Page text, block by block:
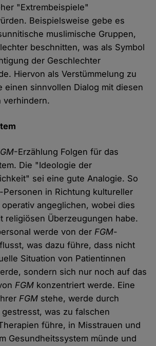
"Extrembeispiele"
Beispielsweise gebe es
muslimische Gruppen,
beschnitten, was als Symbol
der Geschlechter
Hiervon als Verstümmelung zu
einen sinnvollen Dialog mit diesen
verhindern.
-Erzählung Folgen für das
Die "Ideologie der
sei eine gute Analogie. So
in Richtung kultureller
angeglichen, wobei dies
religiösen Überzeugungen habe.
werde von derFGM-
was dazu führe, dass nicht
Situation von Patientinnen
sondern sich nur noch auf das
FGM konzentriert werde. Eine
FGM stehe, werde durch
gestresst, was zu falschen
führe, in Misstrauen und
Gesundheitssystem münde und